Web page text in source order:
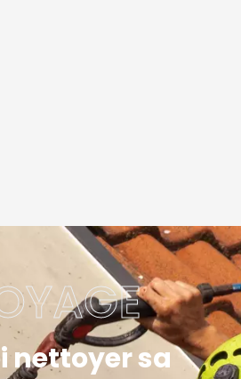
nettoyer sa